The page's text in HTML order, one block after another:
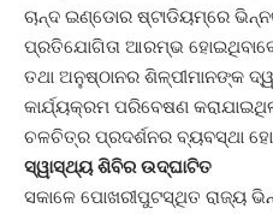
ଚାନ୍ଦ ଇଣ୍ଡୋର ଷ୍ଟାଡିୟମ୍‌ରେ
ପ୍ରତିଯୋଗିତା ଆରମ୍ଭ
ତଥା ଅନୁଷ୍ଠାନର ଶିଳ୍ପୀମାନଙ୍କ
କାର୍ଯ୍ୟକ୍ରମ ପରିବେଷଣ
ଚଳଚିତ୍ର ପ୍ରଦର୍ଶନର ବ୍ୟବସ୍ଥା
ସ୍ୱାସ୍ଥ୍ୟ ଶିବିର ଉଦ୍‌ଘାଟିତ
ସକାଳେ ପୋଖରୀପୁଟସ୍ଥିତ ରାଜ୍ୟ